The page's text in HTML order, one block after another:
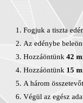
Fogjuk a tiszta
Az edénybe
Hozzáöntünk 42
Hozzáöntünk 15
A három
Végül az egész